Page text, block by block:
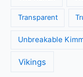
Transparent
Unbreakable
Vikings